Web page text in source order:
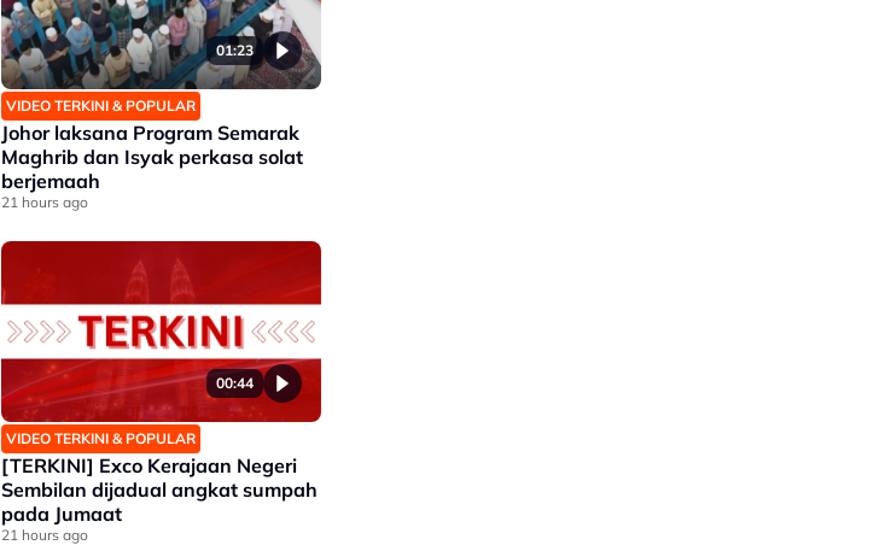
01:23
VIDEO TERKINI & POPULAR
Johor laksana Program Semarak
Maghrib dan Isyak perkasa solat
berjemaah
21 hours ago
00:44
VIDEO TERKINI & POPULAR
[TERKINI] Exco Kerajaan Negeri
Sembilan dijadual angkat sumpah
pada Jumaat
21 hours ago